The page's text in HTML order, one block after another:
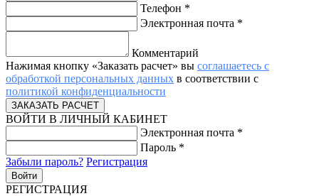
Телефон *
Электронная почта *
Комментарий
Нажимая кнопку «Заказать расчет» вы соглашаетесь с
обработкой персональных данных в соответствии с
политикой конфиденциальности
ВОЙТИ В ЛИЧНЫЙ КАБИНЕТ
Электронная почта *
Пароль *
Забыли пароль? Регистрация
РЕГИСТРАЦИЯ